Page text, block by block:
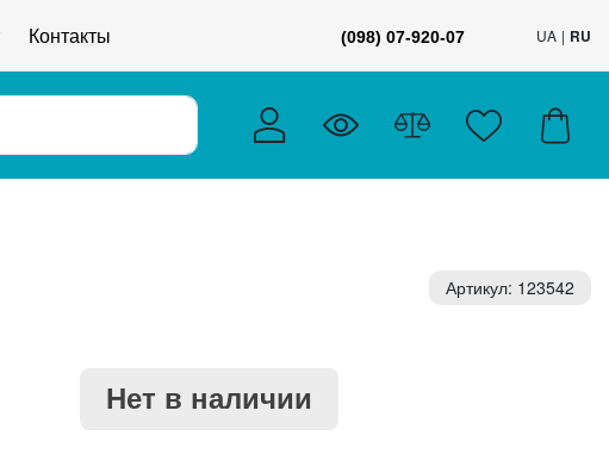
Контакты (098) 07-920-07 UA RU
Артикул: 123542
Нет в наличии